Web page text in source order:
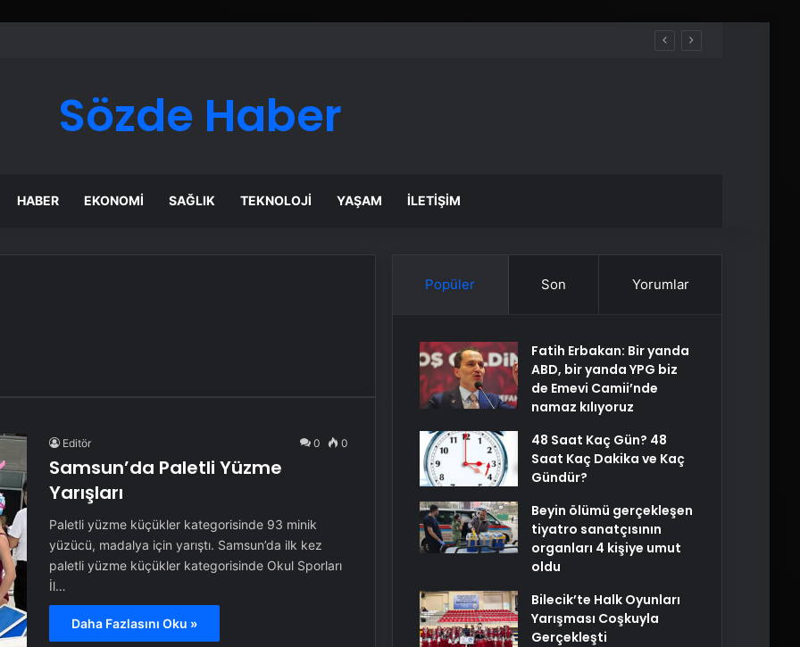
Sözde Haber
HABER EKONOMI SAĞLIK TEKNOLOJI YAŞAM İLETIŞIM
Editör 0 0
Samsun’da Paletli Yüzme
Yarışları
Paletli yüzme küçükler kategorisinde 93 minik
yüzücü, madalya için yarıştı. Samsun’da ilk kez
paletli yüzme küçükler kategorisinde Okul Sporları
İl…
Daha Fazlasını Oku »
Popüler Son Yorumlar
Fatih Erbakan: Bir yanda
ABD, bir yanda YPG biz
de Emevi Camii’nde
namaz kılıyoruz
48 Saat Kaç Gün? 48
Saat Kaç Dakika ve Kaç
Gündür?
Beyin ölümü gerçekleşen
tiyatro sanatçısının
organları 4 kişiye umut
oldu
Bilecik’te Halk Oyunları
Yarışması Coşkuyla
Gerçekleşti